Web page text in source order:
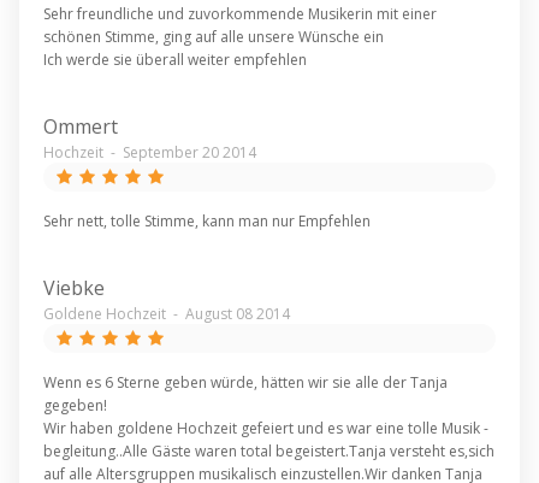
Sehr freundliche und zuvorkommende Musikerin mit einer
schönen Stimme, ging auf alle unsere Wünsche ein
Ich werde sie überall weiter empfehlen
Ommert
Hochzeit - September 20 2014
Sehr nett, tolle Stimme, kann man nur Empfehlen
Viebke
Goldene Hochzeit - August 08 2014
Wenn es 6 Sterne geben würde, hätten wir sie alle der Tanja
gegeben!
Wir haben goldene Hochzeit gefeiert und es war eine tolle Musik -
begleitung..Alle Gäste waren total begeistert.Tanja versteht es,sich
auf alle Altersgruppen musikalisch einzustellen.Wir danken Tanja